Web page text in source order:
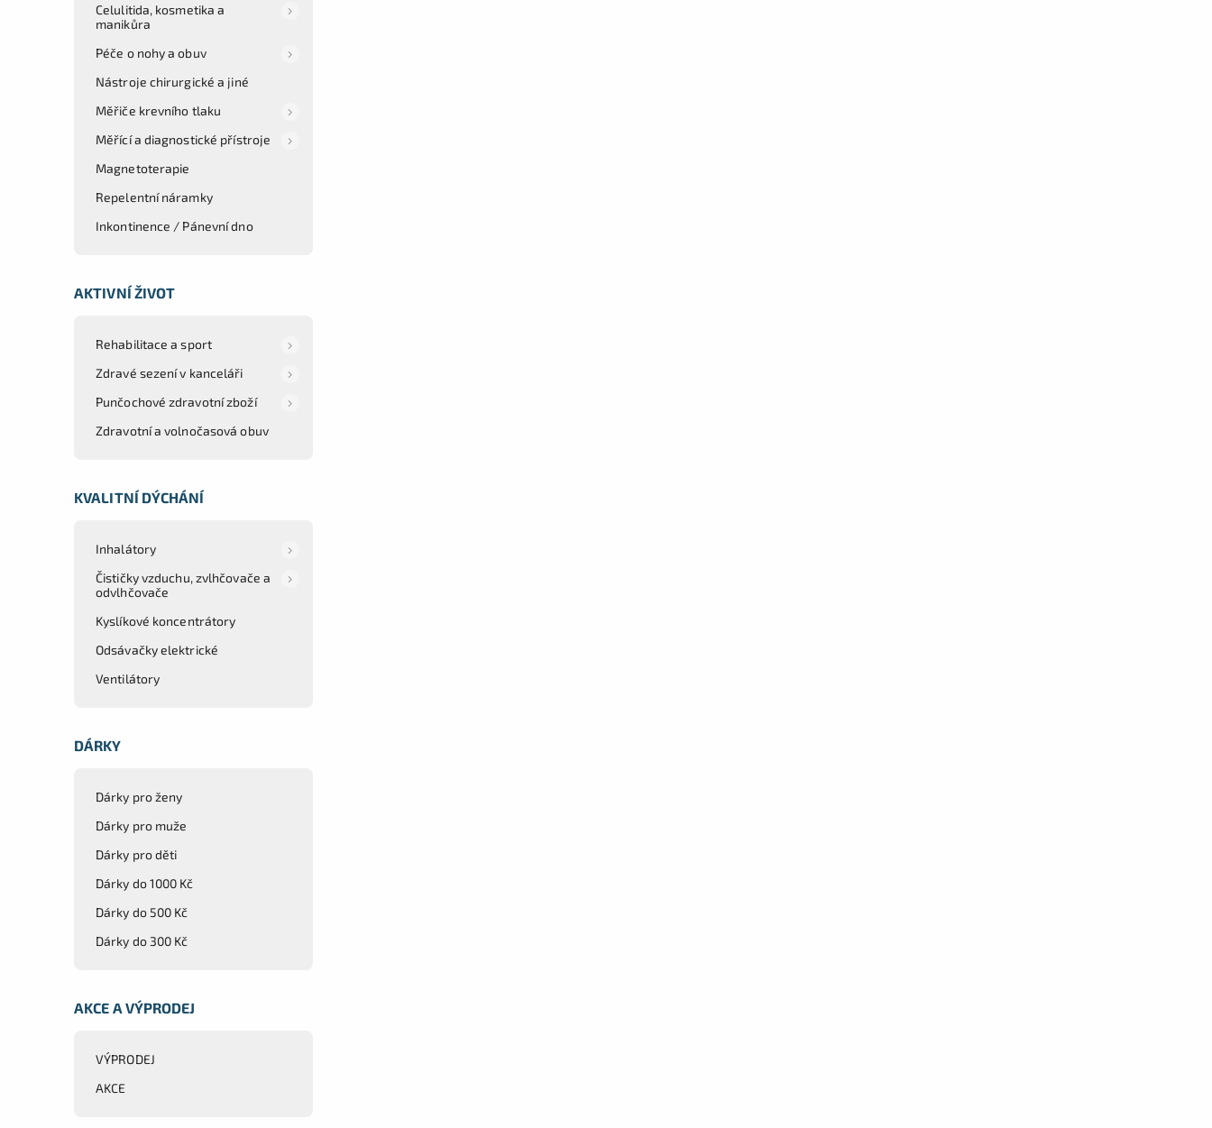
Celulitida, kosmetika a
manikůra
Péče o nohy a obuv
Nástroje chirurgické a jiné
Měřiče krevního tlaku
Měřící a diagnostické přístroje
Magnetoterapie
Repelentní náramky
Inkontinence / Pánevní dno
AKTIVNÍ ŽIVOT
Rehabilitace a sport
Zdravé sezení v kanceláři
Punčochové zdravotní zboží
Zdravotní a volnočasová obuv
KVALITNÍ DÝCHÁNÍ
Inhalátory
Čističky vzduchu, zvlhčovače a
odvlhčovače
Kyslíkové koncentrátory
Odsávačky elektrické
Ventilátory
DÁRKY
Dárky pro ženy
Dárky pro muže
Dárky pro děti
Dárky do 1000 Kč
Dárky do 500 Kč
Dárky do 300 Kč
AKCE A VÝPRODEJ
VÝPRODEJ
AKCE